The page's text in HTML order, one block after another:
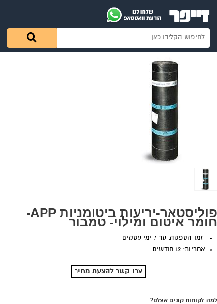
פוליסטאר-יריעות ביטומניות APP-
חומר איטום ומילוי- טמבור
זמן הספקה: עד 7 ימי עסקים
אחריות: 12 חודשים
צרו קשר להצעת מחיר
למה לקוחות קונים אצלנו?